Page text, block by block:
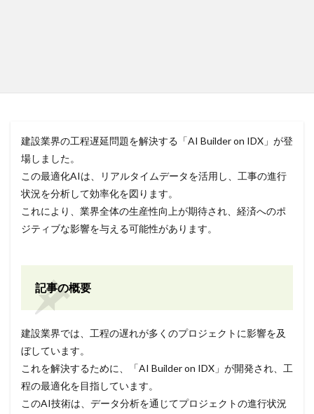
建設業界の工程遅延問題を解決する「AI Builder on IDX」が登
場しました。
この最適化AIは、リアルタイムデータを活用し、工事の進行
状況を分析して効率化を図ります。
これにより、業界全体の生産性向上が期待され、経済へのポ
ジティブな影響を与える可能性があります。
記事の概要
建設業界では、工程の遅れが多くのプロジェクトに影響を及
ぼしています。
これを解決するために、「AI Builder on IDX」が開発され、工
程の最適化を目指しています。
このAI技術は、データ分析を通じてプロジェクトの進行状況